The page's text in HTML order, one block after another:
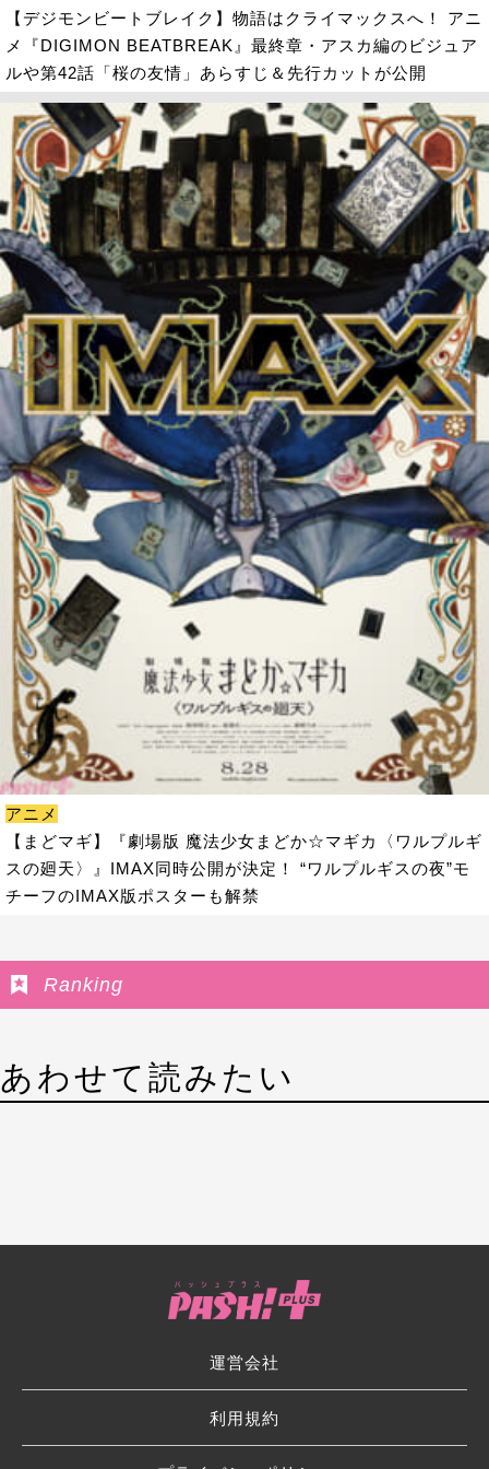
【デジモンビートブレイク】物語はクライマックスへ！ アニ
メ『DIGIMON BEATBREAK』最終章・アスカ編のビジュア
ルや第42話「桜の友情」あらすじ＆先行カットが公開
アニメ
【まどマギ】『劇場版 魔法少女まどか☆マギカ〈ワルプルギ
スの廻天〉』IMAX同時公開が決定！ “ワルプルギスの夜”モ
チーフのIMAX版ポスターも解禁
Ranking
あわせて読みたい
運営会社
利用規約